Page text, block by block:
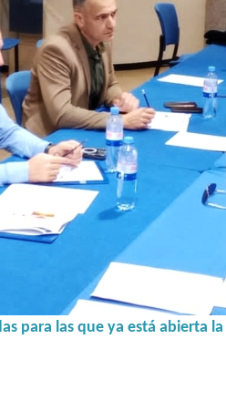
para las que ya está abierta